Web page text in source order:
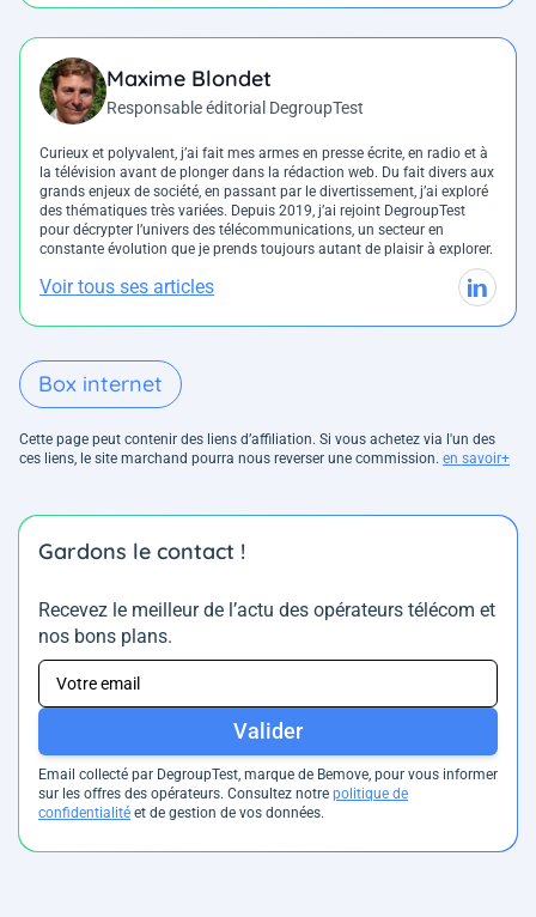
Maxime Blondet
Responsable éditorial DegroupTest
Curieux et polyvalent, j’ai fait mes armes en presse écrite, en radio et à
la télévision avant de plonger dans la rédaction web. Du fait divers aux
grands enjeux de société, en passant par le divertissement, j’ai exploré
des thématiques très variées. Depuis 2019, j’ai rejoint DegroupTest
pour décrypter l’univers des télécommunications, un secteur en
constante évolution que je prends toujours autant de plaisir à explorer.
Voir tous ses articles
Box internet
Cette page peut contenir des liens d’affiliation. Si vous achetez via l'un des
ces liens, le site marchand pourra nous reverser une commission. en savoir+
Gardons le contact !
Recevez le meilleur de l’actu des opérateurs télécom et
nos bons plans.
Valider
Email collecté par DegroupTest, marque de Bemove, pour vous informer
sur les offres des opérateurs. Consultez notre politique de
confidentialité et de gestion de vos données.